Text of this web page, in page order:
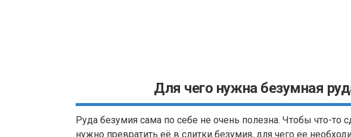
Для чего нужна безумная
Руда безумия сама по себе не очень полезна. Чтобы что-то
нужно превратить её в слитки безумия, для чего ее